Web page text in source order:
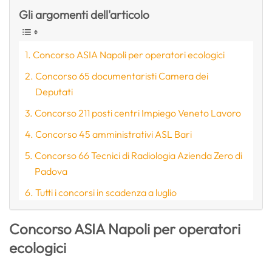
Gli argomenti dell'articolo
Concorso ASIA Napoli per operatori ecologici
Concorso 65 documentaristi Camera dei
Deputati
Concorso 211 posti centri Impiego Veneto Lavoro
Concorso 45 amministrativi ASL Bari
Concorso 66 Tecnici di Radiologia Azienda Zero di
Padova
Tutti i concorsi in scadenza a luglio
Concorso ASIA Napoli per operatori
ecologici